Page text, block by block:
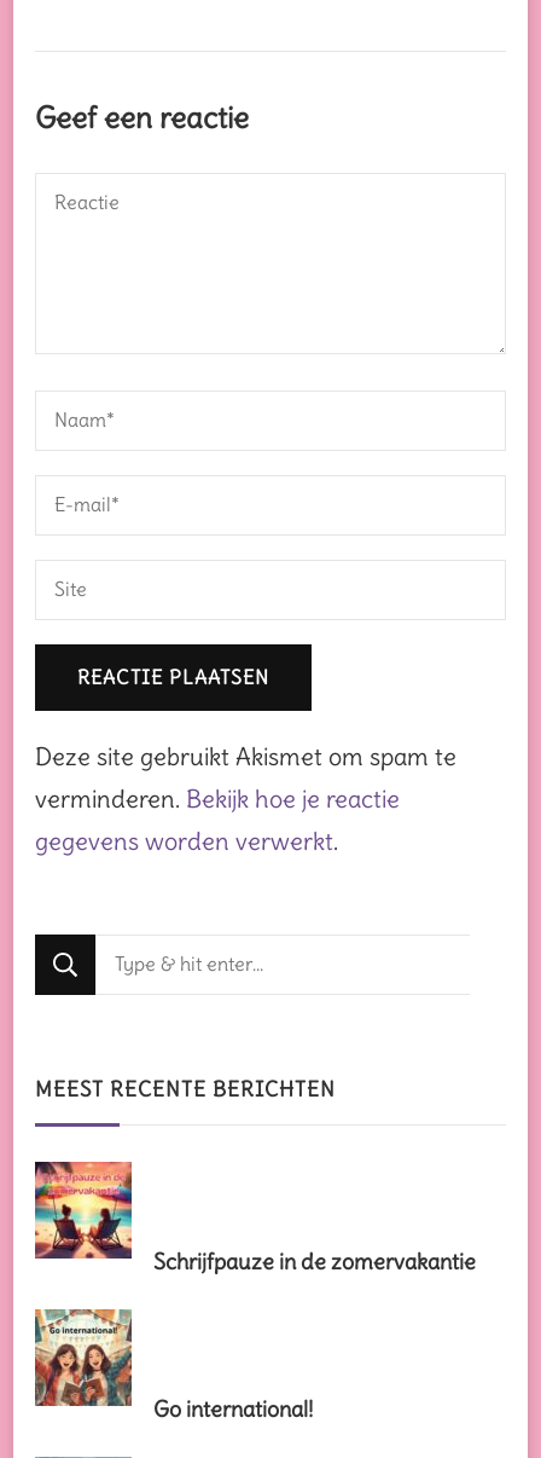
Geef een reactie
Deze site gebruikt Akismet om spam te
verminderen. Bekijk hoe je reactie
gegevens worden verwerkt.
Op
zoek
iets?
MEEST RECENTE BERICHTEN
Schrijfpauze in de zomervakantie
Go international!